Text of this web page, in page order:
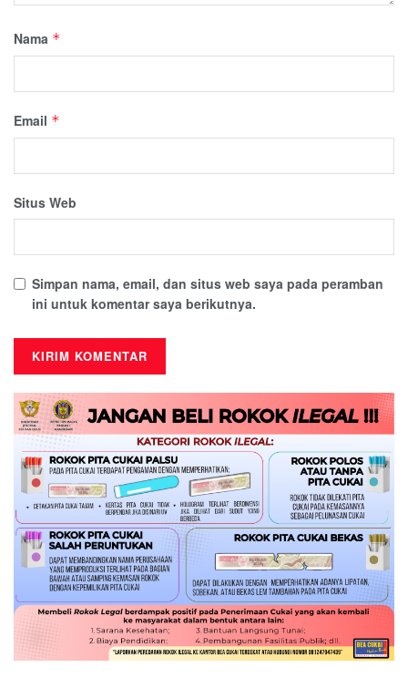
Nama *
Email *
Situs Web
Simpan nama, email, dan situs web saya pada peramban
ini untuk komentar saya berikutnya.